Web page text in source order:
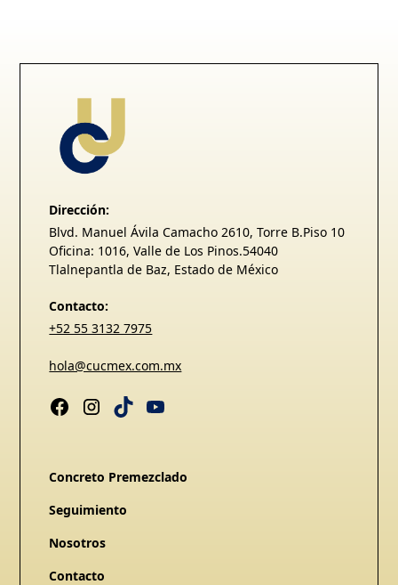
Dirección:
Blvd. Manuel Ávila Camacho 2610, Torre B.Piso 10
Oficina: 1016, Valle de Los Pinos.54040
Tlalnepantla de Baz, Estado de México
Contacto:
+52 55 3132 7975
hola@cucmex.com.mx
Concreto Premezclado
Seguimiento
Nosotros
Contacto